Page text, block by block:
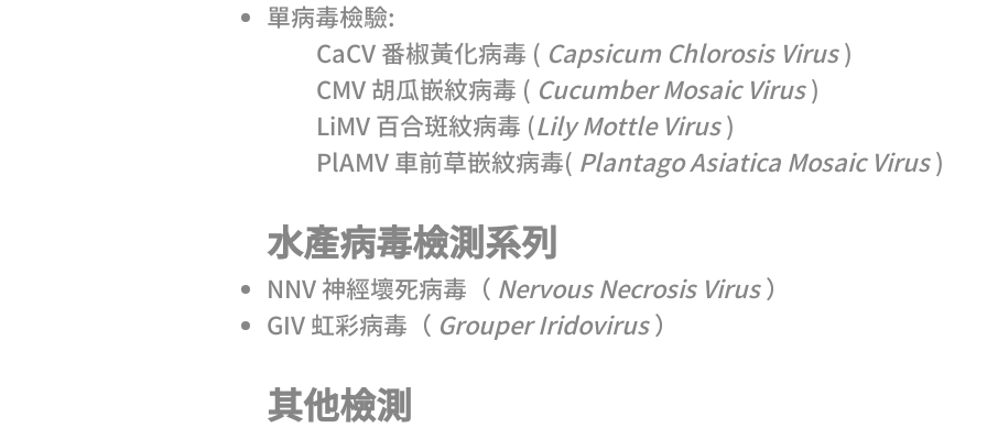
單病毒檢驗:
CaCV 番椒黃化病毒 ( Capsicum Chlorosis Virus)
CMV 胡瓜嵌紋病毒 ( Cucumber Mosaic Virus)
LiMV 百合斑紋病毒 (Lily Mottle Virus)
PlAMV 車前草嵌紋病毒( Plantago Asiatica Mosaic Virus)
水產病毒檢測系列​​
NNV 神經壞死病毒（ Nervous Necrosis Virus）
GIV 虹彩病毒（ Grouper Iridovirus）
其他檢測​​​​​